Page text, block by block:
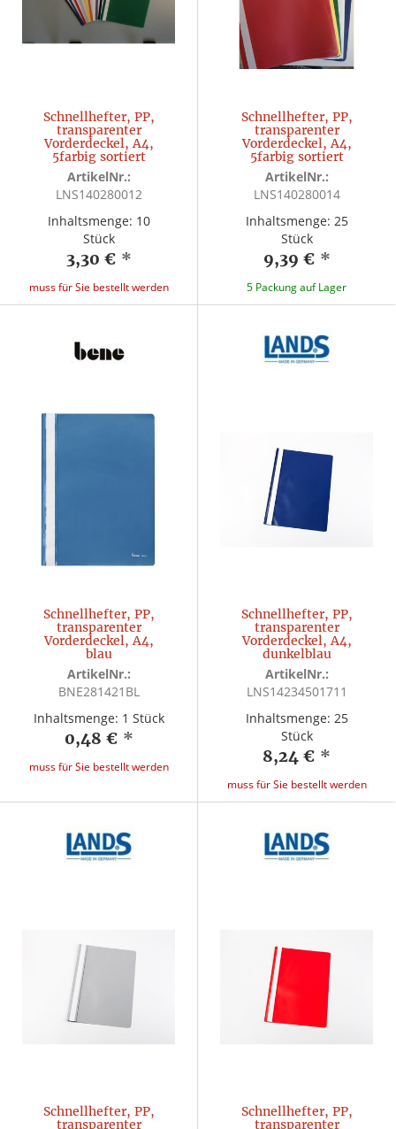
Schnellhefter, PP,
transparenter
Vorderdeckel, A4,
5farbig sortiert
ArtikelNr.:
LNS140280012
Inhaltsmenge: 10
Stück
3,30 € *
muss für Sie bestellt werden
Schnellhefter, PP,
transparenter
Vorderdeckel, A4,
5farbig sortiert
ArtikelNr.:
LNS140280014
Inhaltsmenge: 25
Stück
9,39 € *
5 Packung auf Lager
Schnellhefter, PP,
transparenter
Vorderdeckel, A4,
blau
ArtikelNr.:
BNE281421BL
Inhaltsmenge: 1 Stück
0,48 € *
muss für Sie bestellt werden
Schnellhefter, PP,
transparenter
Vorderdeckel, A4,
dunkelblau
ArtikelNr.:
LNS14234501711
Inhaltsmenge: 25
Stück
8,24 € *
muss für Sie bestellt werden
Schnellhefter, PP,
transparenter
Schnellhefter, PP,
transparenter